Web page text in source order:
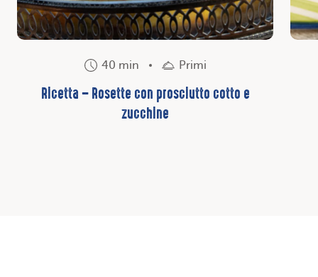
40 min Primi
Ricetta – Rosette con prosciutto cotto e
zucchine